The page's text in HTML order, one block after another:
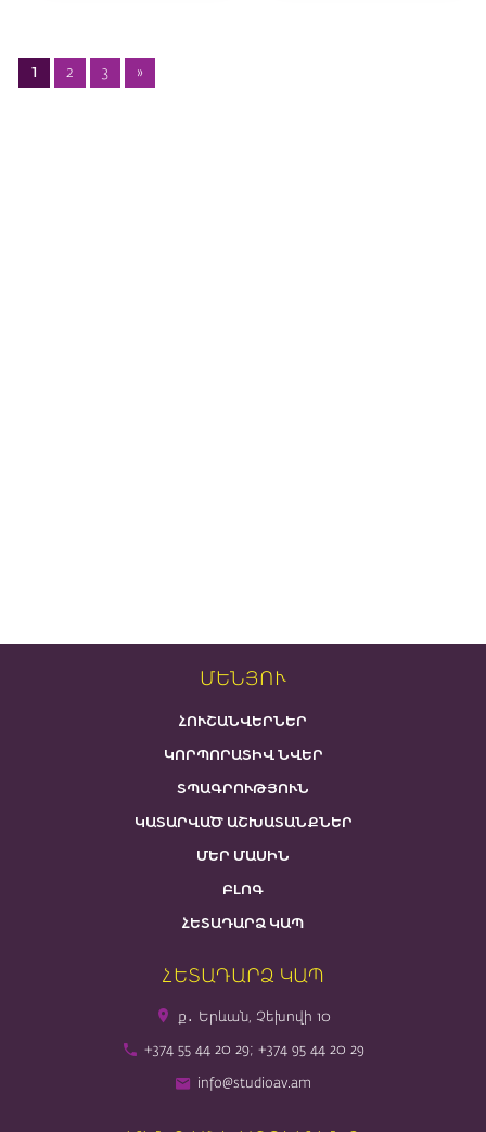
1 2 3 »
ՄԵՆՅՈՒ
ՀՈՒՇԱՆՎԵՐՆԵՐ
ԿՈՐՊՈՐԱՏԻՎ ՆՎԵՐ
ՏՊԱԳՐՈՒԹՅՈՒՆ
ԿԱՏԱՐՎԱԾ ԱՇԽԱՏԱՆՔՆԵՐ
ՄԵՐ ՄԱՍԻՆ
ԲԼՈԳ
ՀԵՏԱԴԱՐՁ ԿԱՊ
ՀԵՏԱԴԱՐՁ ԿԱՊ
ք․ Երևան, Չեխովի 10
+374 55 44 20 29; +374 95 44 20 29
info@studioav.am